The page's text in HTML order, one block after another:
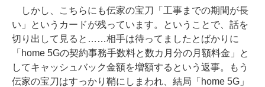
しかし、こちらにも伝家の宝刀「工事までの期間が長
い」というカードが残っています。ということで、話を
切り出して見ると……相手は待ってましたとばかりに
「home 5Gの契約事務手数料と数カ月分の月額料金」と
してキャッシュバック金額を増額するという返事。もう
伝家の宝刀はすっかり鞘にしまわれ、結局「home 5G」